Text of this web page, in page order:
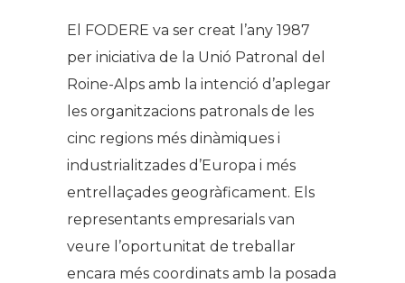
El FODERE va ser creat l’any 1987
per iniciativa de la Unió Patronal del
Roine-Alps amb la intenció d’aplegar
les organitzacions patronals de les
cinc regions més dinàmiques i
industrialitzades d’Europa i més
entrellaçades geogràficament. Els
representants empresarials van
veure l’oportunitat de treballar
encara més coordinats amb la posada